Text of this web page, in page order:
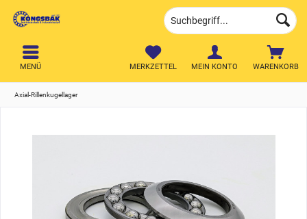
WARENKORB
MERKZETTEL MEIN KONTO
MENÜ
Axial-Rillenkugellager